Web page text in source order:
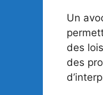
Un
des
des